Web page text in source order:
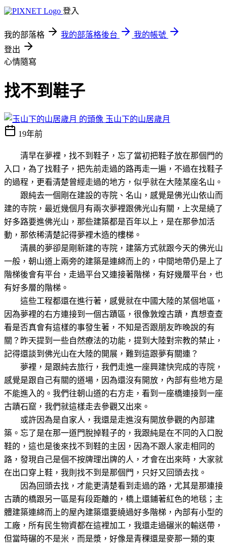
登入
我的部落格 我的部落格後台
我的帳號
登出
心情隨寫
找不到鞋子
玉山下的山居歲月
19年前
清早在夢裡，找不到鞋子，忘了當初把鞋子放在那個門的
入口，為了找鞋子，把先前走過的路再走一遍，不過在找鞋子
的過程，更看清楚曾經走過的地方，似乎就在大陸某座名山。
跟純去一個剛在建設的寺院、名山，感覺是佛光山依山而
建的寺院，最近幾個月有兩次夢裡跟佛光山有關，上次是繞了
好多路要進佛光山，那些建築都是百年以上，是在那參加活
動，那依稀清楚記得夢裡木造的樓梯。
清晨的夢卻是剛新建的寺院，建築方式就跟今天的佛光山
一般，朝山道上兩旁的建築是連綿而上的，中間地帶仍是上了
階梯後會有平台，走過平台又連接著階梯，有好幾層平台，也
有好多層的階梯。
這些工程都還在進行著，感覺就在中國大陸的某個地區，
因為夢裡的右方連接到一個古蹟區，很像敦煌古蹟，真想查查
看是否真會有這樣的事發生著，不知是否跟朋友昨晚說的有
關？昨天提到一些自然療法的功能，提到大陸對宗教的禁止，
記得還談到佛光山在大陸的開展，難到這跟夢有關連？
夢裡，是跟純去旅行，我們走進一座興建快完成的寺院，
感覺是跟自己有關的道場，因為還沒有開放，內部有些地方是
不能進入的。我們往朝山道的右方走，看到一座橋連接到一座
古蹟石窟，我們就這樣走去參觀又出來。
或許因為是自家人，我還是走進沒有開放參觀的內部建
築。忘了是在那一道門脫掉鞋子的，我跟純是在不同的入口脫
鞋的，這也是後來找不到鞋的主因，因為不跟人家走相同的
路，發現自己是個不按牌理出牌的人，才會在出來時，大家就
在出口穿上鞋，我則找不到是那個門，只好又回頭去找。
因為回頭去找，才能更清楚看到走過的路，尤其是那連接
古蹟的橋跟另一區是有段距離的，橋上還鋪著紅色的地毯；主
體建築連綿而上的屋內建築還要繞過好多階梯，內部有小型的
工廠，所有民生物資都在這裡加工，我還走過碾米的輸送帶，
但當時碾的不是米，而是漿，好像是青稞還是麥那一類的東